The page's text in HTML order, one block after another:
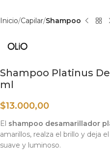
Inicio Capilar Shampoo
Shampoo Platinus
ml
$13.000,00
El shampoo desamarillador
amarillos, realza el brillo y deja
suave y luminoso.